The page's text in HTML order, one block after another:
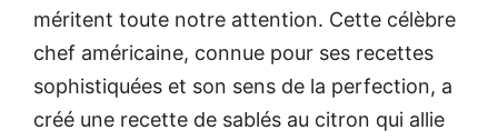
méritent toute notre attention. Cette célèbre
chef américaine, connue pour ses recettes
sophistiquées et son sens de la perfection, a
créé une recette de sablés au citron qui allie